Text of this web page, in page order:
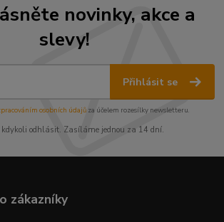
novinky, akce a
slevy!
Přihlásit se
osobních údajůza účelem rozesílky newsletteru.
kdykoli odhlásit. Zasíláme jednou za 14 dní.
zákazníky